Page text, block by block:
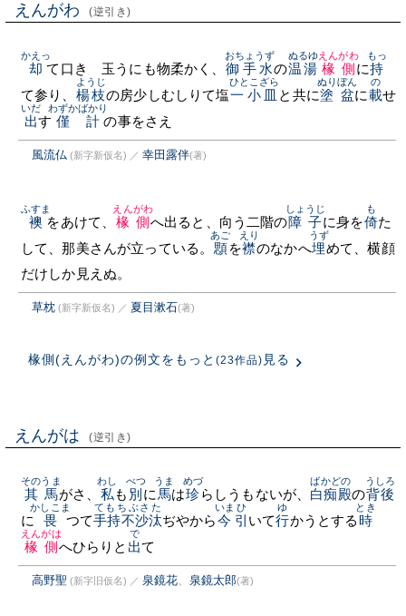
えんがわ (逆引き)
却
かえっ
て口きゝ玉うにも物柔かく、 御手水
おちょうず
の温湯
ぬるゆ
椽側
えんがわ
に持
もっ
て参り、 楊枝
ようじ
の房少しむしりて塩一小皿
ひとこざら
と共に塗盆
ぬりぼん
に載
の
せ
出
いだ
す 僅計
わずかばかり
の事をさえ
風流仏 (新字新仮名) ／ 幸田露伴(著)
襖
ふすま
をあけて、 椽側
えんがわ
へ出ると、向う二階の障子
しょうじ
に身を倚
も
た
して、那美さんが立っている。 顋
あご
を襟
えり
のなかへ埋
うず
めて、横顔
だけしか見えぬ。
草枕 (新字新仮名) ／ 夏目漱石(著)
椽側(えんがわ)の例文をもっと (23作品) 見る
えんがは (逆引き)
其
その
馬
うま
がさ、 私
わし
も 別
べつ
に 馬
うま
は珍
めづ
らしうもないが、 白痴殿
ばかどの
の背後
うしろ
に 畏
かしこま
つて手持不沙汰
てもちぶさた
ぢやから今
いま
引
ひ
いて行
ゆ
かうとする時
とき
椽側
えんがは
へひらりと 出
で
て
高野聖 (新字旧仮名) ／ 泉鏡花、 泉鏡太郎(著)